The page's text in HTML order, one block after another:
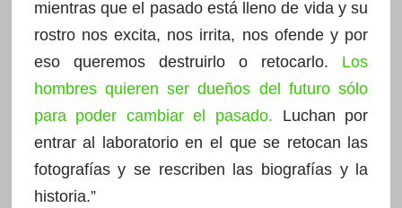
mientras que el pasado está lleno de vida y su
rostro nos excita, nos irrita, nos ofende y por
eso queremos destruirlo o retocarlo. Los
hombres quieren ser dueños del futuro sólo
para poder cambiar el pasado. Luchan por
entrar al laboratorio en el que se retocan las
fotografías y se rescriben las biografías y la
historia.”